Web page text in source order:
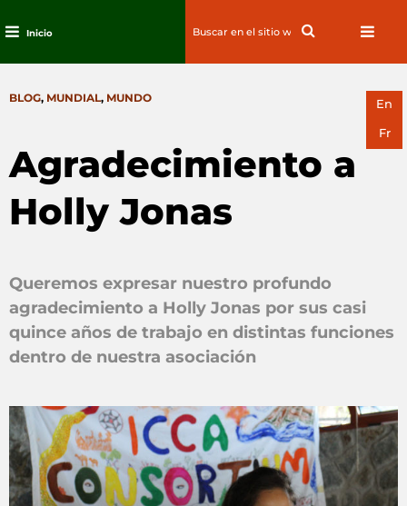
contenido
Inicio
Search
En
Fr
CATEGORIES
BLOG, MUNDIAL, MUNDO
Agradecimiento a
Holly Jonas
Queremos expresar nuestro profundo
agradecimiento a Holly Jonas por sus casi
quince años de trabajo en distintas funciones
dentro de nuestra asociación